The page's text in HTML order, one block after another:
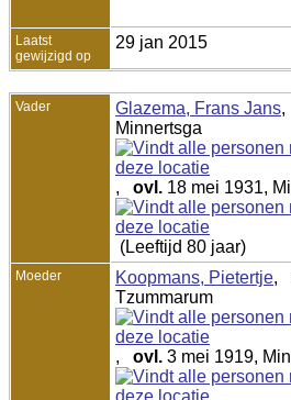
Laatst
gewijzigd op
29 jan 2015
Vader Glazema, Frans Jans,
Minnertsga
, ovl. 18 mei 1931,
(Leeftijd 80 jaar)
Moeder Koopmans, Pietertje,
Tzummarum
, ovl. 3 mei 1919,